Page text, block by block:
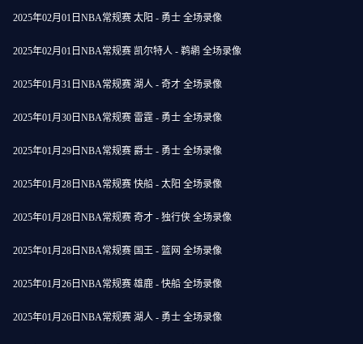
2025年02月01日NBA常规赛 太阳 - 勇士 全场录像
2025年02月01日NBA常规赛 凯尔特人 - 鹈鹕 全场录像
2025年01月31日NBA常规赛 湖人 - 奇才 全场录像
2025年01月30日NBA常规赛 雷霆 - 勇士 全场录像
2025年01月29日NBA常规赛 爵士 - 勇士 全场录像
2025年01月28日NBA常规赛 快船 - 太阳 全场录像
2025年01月28日NBA常规赛 奇才 - 独行侠 全场录像
2025年01月28日NBA常规赛 国王 - 篮网 全场录像
2025年01月26日NBA常规赛 雄鹿 - 快船 全场录像
2025年01月26日NBA常规赛 湖人 - 勇士 全场录像